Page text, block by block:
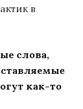
в
слова,
как-то